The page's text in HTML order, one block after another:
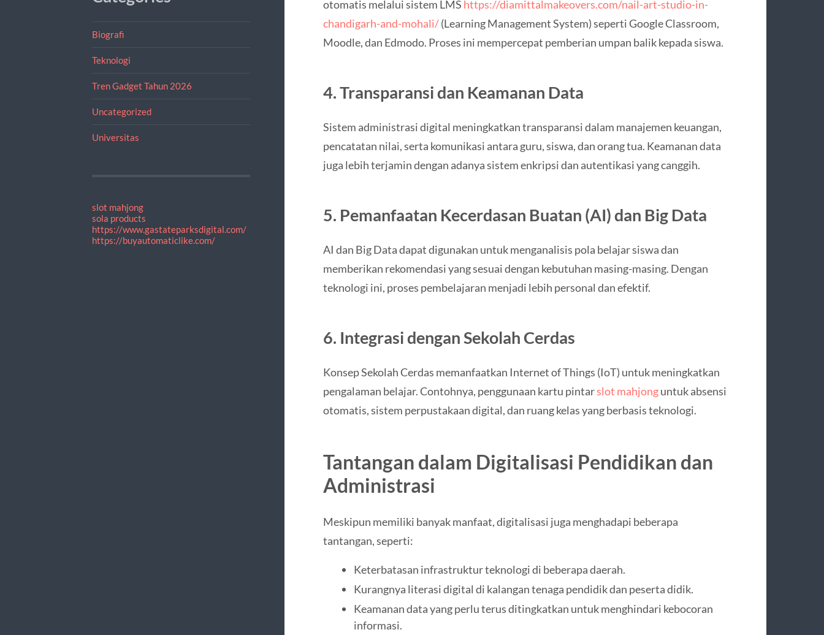
Biografi
Teknologi
Tren Gadget Tahun 2026
Uncategorized
Universitas
slot mahjong
sola products
https://www.gastateparksdigital.com/
https://buyautomaticlike.com/
otomatis melalui sistem LMS https://diamittalmakeovers.com/nail-art-studio-in-
chandigarh-and-mohali/(Learning Management System) seperti Google Classroom,
Moodle, dan Edmodo. Proses ini mempercepat pemberian umpan balik kepada siswa.
4. Transparansi dan Keamanan Data
Sistem administrasi digital meningkatkan transparansi dalam manajemen keuangan,
pencatatan nilai, serta komunikasi antara guru, siswa, dan orang tua. Keamanan data
juga lebih terjamin dengan adanya sistem enkripsi dan autentikasi yang canggih.
5. Pemanfaatan Kecerdasan Buatan (AI) dan Big Data
AI dan Big Data dapat digunakan untuk menganalisis pola belajar siswa dan
memberikan rekomendasi yang sesuai dengan kebutuhan masing-masing. Dengan
teknologi ini, proses pembelajaran menjadi lebih personal dan efektif.
6. Integrasi dengan Sekolah Cerdas
Konsep Sekolah Cerdas memanfaatkan Internet of Things (IoT) untuk meningkatkan
pengalaman belajar. Contohnya, penggunaan kartu pintarslot mahjonguntuk absensi
otomatis, sistem perpustakaan digital, dan ruang kelas yang berbasis teknologi.
Tantangan dalam Digitalisasi Pendidikan dan
Administrasi
Meskipun memiliki banyak manfaat, digitalisasi juga menghadapi beberapa
tantangan, seperti:
Keterbatasan infrastruktur teknologi di beberapa daerah.
Kurangnya literasi digital di kalangan tenaga pendidik dan peserta didik.
Keamanan data yang perlu terus ditingkatkan untuk menghindari kebocoran
informasi.